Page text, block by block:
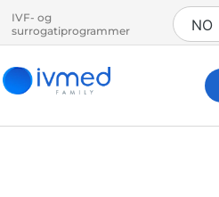
IVF- og
surrogatiprogrammer
NO